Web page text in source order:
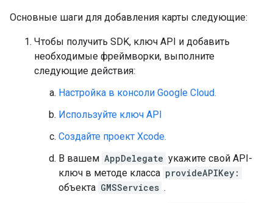
Основные шаги для добавления карты следующие:
Чтобы получить SDK, ключ API и добавить
необходимые фреймворки, выполните
следующие действия:
Настройка в консоли Google Cloud.
Используйте ключ API
Создайте проект Xcode.
В вашем AppDelegate укажите свой API-
ключ в методе класса provideAPIKey:
объекта GMSServices .